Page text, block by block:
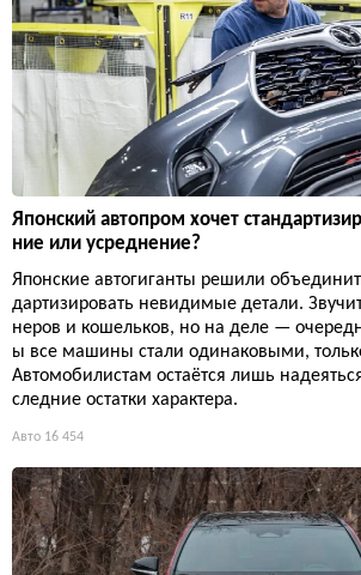
Японский автопром хочет
ние или усреднение?
Японские автогиганты решили
дартизировать невидимые детали.
неров и кошельков, но на деле —
ы все машины стали одинаковыми,
Автомобилистам остаётся лишь
следние остатки характера.
Авто 16 454